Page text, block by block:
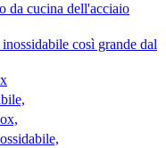
da cucina dell'acciaio
così grande dal